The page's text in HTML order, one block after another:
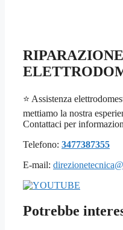
RIPARAZIONE
⭐ Assistenza
mettiamo la nostra
Contattaci per
Telefono: 3477387355
E-mail:
Potrebbe